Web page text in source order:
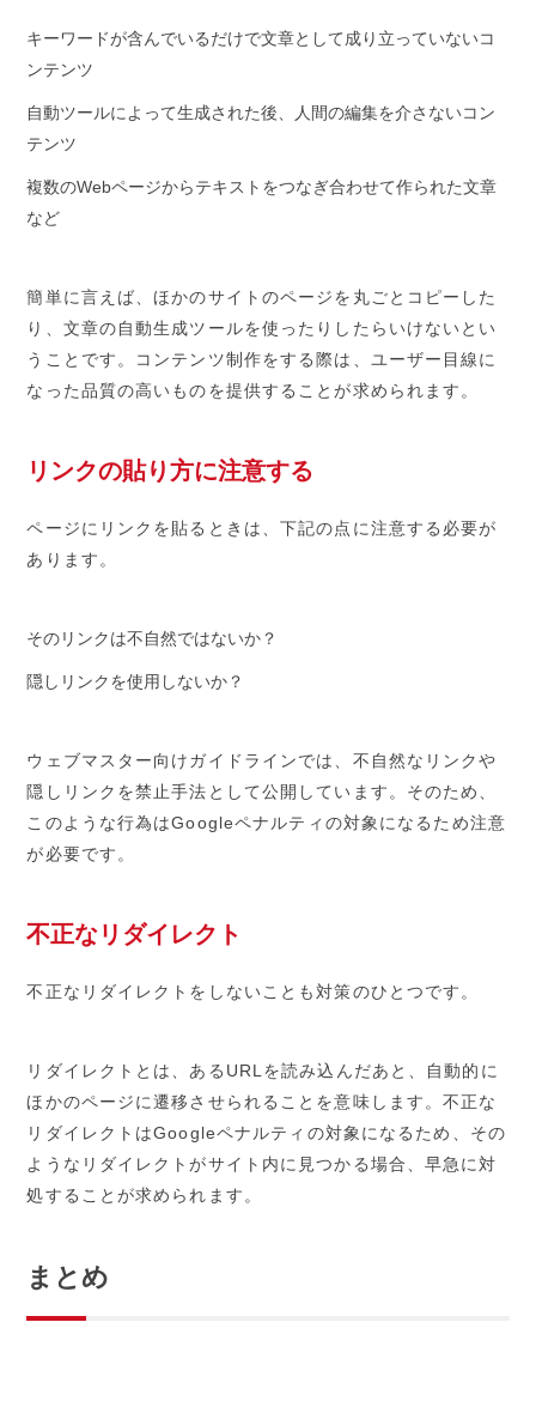
キーワードが含んでいるだけで文章として成り立っていないコ
ンテンツ
自動ツールによって生成された後、人間の編集を介さないコン
テンツ
複数のWebページからテキストをつなぎ合わせて作られた文章
など
簡単に言えば、ほかのサイトのページを丸ごとコピーした
り、文章の自動生成ツールを使ったりしたらいけないとい
うことです。コンテンツ制作をする際は、ユーザー目線に
なった品質の高いものを提供することが求められます。
リンクの貼り方に注意する
ページにリンクを貼るときは、下記の点に注意する必要が
あります。
そのリンクは不自然ではないか？
隠しリンクを使用しないか？
ウェブマスター向けガイドラインでは、不自然なリンクや
隠しリンクを禁止手法として公開しています。そのため、
このような行為はGoogleペナルティの対象になるため注意
が必要です。
不正なリダイレクト
不正なリダイレクトをしないことも対策のひとつです。
リダイレクトとは、あるURLを読み込んだあと、自動的に
ほかのページに遷移させられることを意味します。不正な
リダイレクトはGoogleペナルティの対象になるため、その
ようなリダイレクトがサイト内に見つかる場合、早急に対
処することが求められます。
まとめ